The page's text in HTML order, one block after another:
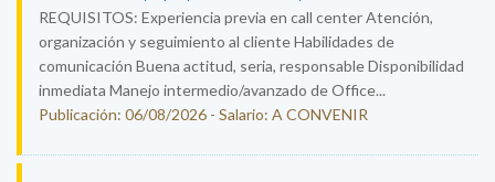
REQUISITOS: Experiencia previa en call center Atención,
organización y seguimiento al cliente Habilidades de
comunicación Buena actitud, seria, responsable Disponibilidad
inmediata Manejo intermedio/avanzado de Office...
Publicación: 06/08/2026 - Salario: A CONVENIR